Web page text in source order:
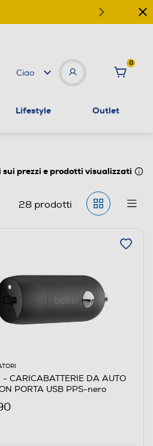
Ciao
0
Lifestyle Outlet
sui prezzi e prodotti visualizzati
28prodotti
- CARICABATTERIE DA AUTO
PORTA USB PPS-nero